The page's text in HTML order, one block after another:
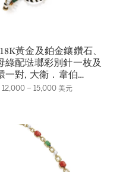
綠配琺瑯彩別針一枚及
一對, 大衛．韋伯
WEBB﹚
12,000 – 15,000 美元